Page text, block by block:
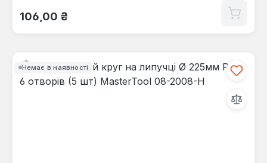
Звичайна ціна:
106,00 ₴
Немає в наявності